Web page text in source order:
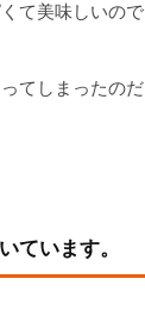
て美味しいので
てしまったのだ
ています。